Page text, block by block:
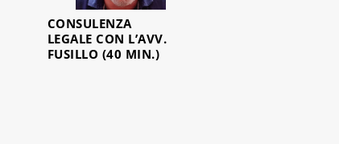
CONSULENZA
LEGALE CON L’AVV.
FUSILLO (40 MIN.)